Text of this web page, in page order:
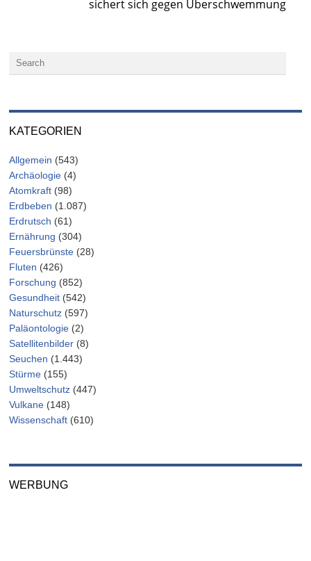
sichert sich gegen Überschwemmung
KATEGORIEN
Allgemein (543)
Archäologie (4)
Atomkraft (98)
Erdbeben (1.087)
Erdrutsch (61)
Ernährung (304)
Feuersbrünste (28)
Fluten (426)
Forschung (852)
Gesundheit (542)
Naturschutz (597)
Paläontologie (2)
Satellitenbilder (8)
Seuchen (1.443)
Stürme (155)
Umweltschutz (447)
Vulkane (148)
Wissenschaft (610)
WERBUNG